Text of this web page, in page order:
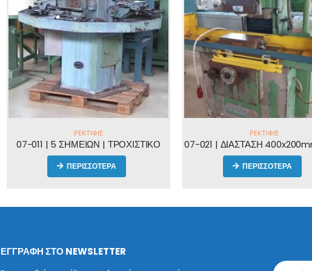
ΡΕΚΤΙΦΙΈ
07-021 | ΔΙΑΣΤΑΣΗ 400x200mm | ΡΕΚΤΙΦΙΕ ΕΠΙΦΑΝΕΙΑΣ GERI
ΠΕΡΙΣΣΟΤΕΡΑ
ΡΕΚΤΙΦΙΈ
ΠΕΡΙΣΣΟΤΕΡΑ
ΕΓΓΡΑΦΗ ΣΤΟ NEWSLETTER